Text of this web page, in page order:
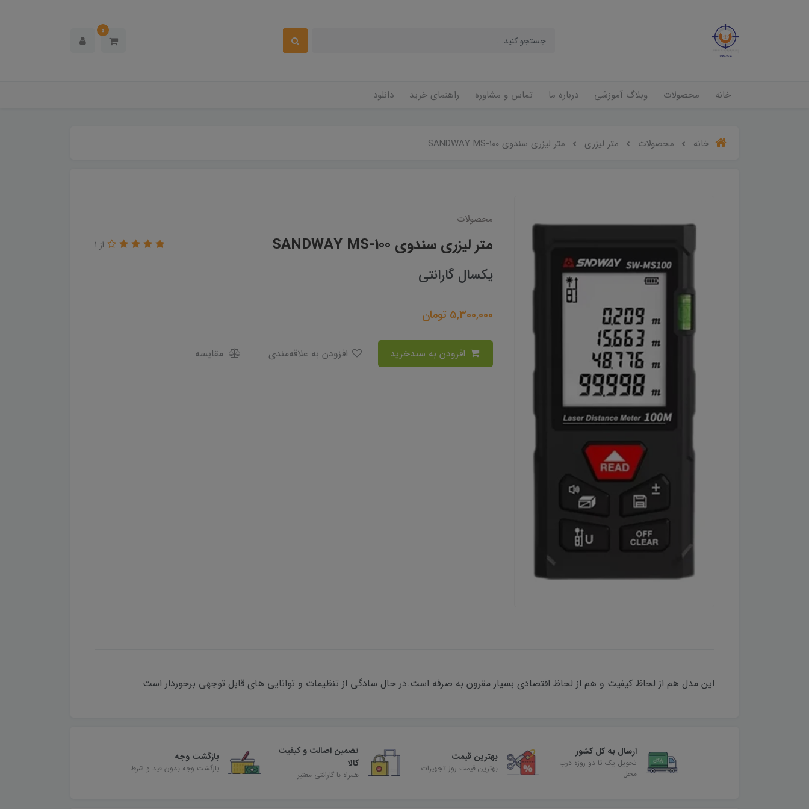
0
خانه محصولات وبلاگ آموزشی درباره ما تماس و مشاوره راهنمای خرید دانلود
خانه محصولات متر لیزری متر لیزری سندوی SANDWAY MS-100
محصولات
متر لیزری سندوی SANDWAY MS-100 از 1
یکسال گارانتی
5,300,000 تومان
مقایسه
این مدل هم از لحاظ کیفیت و هم از لحاظ اقتصادی بسیار مقرون به صرفه است.در حال سادگی از تنظیمات و توانایی های قابل توجهی برخوردار است.
ارسال به کل کشور
تحویل یک تا دو روزه درب
محل
بهترین قیمت
بهترین قیمت روز تجهیزات
تضمین اصالت و کیفیت
کالا
همراه با گارانتی معتبر
بازگشت وجه
بازگشت وجه بدون قید و شرط